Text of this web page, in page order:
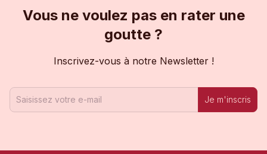
Vous ne voulez pas en rater une
goutte ?
Inscrivez-vous à notre Newsletter !
Je m'inscris